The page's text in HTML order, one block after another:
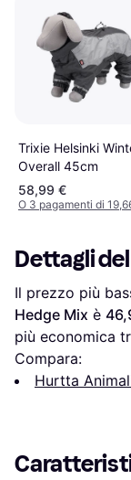
Trixie Helsinki
Overall 45cm
58,99 €
O 3 pagamenti di
Dettagli
Il prezzo più
Hedge Mix è
più economica
Compara:
Hurtta